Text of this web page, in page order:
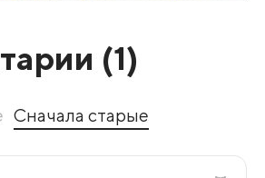
(1)
Сначала старые